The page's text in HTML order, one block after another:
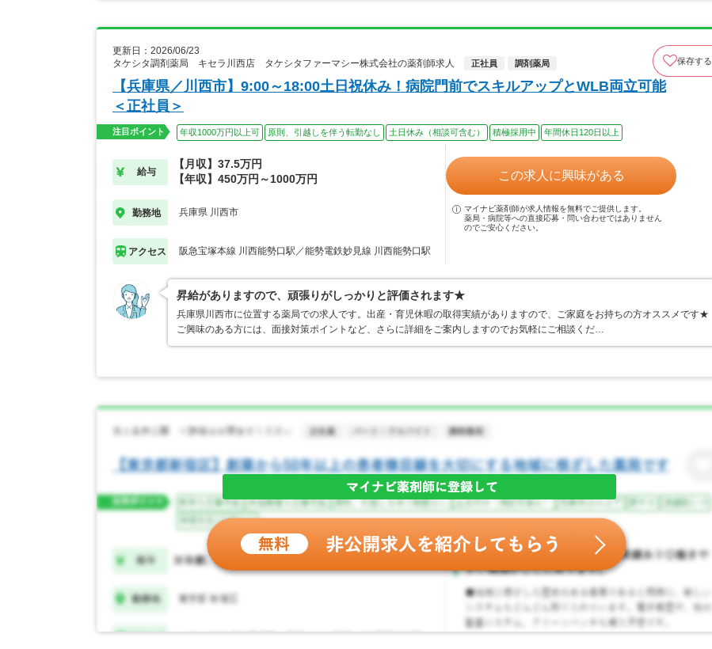
更新日：2026/06/23
タケシタ調剤薬局 キセラ川西店 タケシタファーマシー株式会社の薬剤師求人
正社員 調剤薬局 保存する
【兵庫県／川西市】9:00～18:00土日祝休み！病院門前でスキルアップとWLB両立可能
＜正社員＞
注目ポイント 年収1000万円以上可 原則、引越しを伴う転勤なし 土日休み（相談可含む） 積極採用中 年間休日120日以上
給与
【月収】37.5万円
【年収】450万円～1000万円
勤務地 兵庫県 川西市
アクセス 阪急宝塚本線 川西能勢口駅／能勢電鉄妙見線 川西能勢口駅
この求人に興味がある
マイナビ薬剤師が求人情報を無料でご提供します。
薬局・病院等への直接応募・問い合わせではありません
のでご安心ください。
昇給がありますので、頑張りがしっかりと評価されます★
兵庫県川西市に位置する薬局での求人です。出産・育児休暇の取得実績がありますので、ご家庭をお持ちの方オススメです★
ご興味のある方には、面接対策ポイントなど、さらに詳細をご案内しますのでお気軽にご相談くだ…